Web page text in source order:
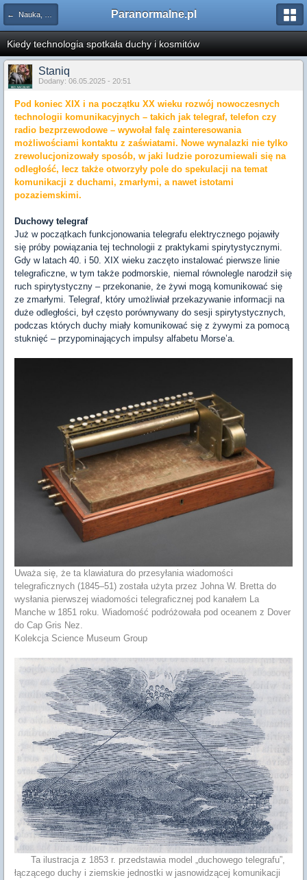
← Nauka, Technika i Odkrycia Paranormalne.pl
Kiedy technologia spotkała duchy i kosmitów
Staniq
Dodany: 06.05.2025 - 20:51
Pod koniec XIX i na początku XX wieku rozwój nowoczesnych
technologii komunikacyjnych – takich jak telegraf, telefon czy
radio bezprzewodowe – wywołał falę zainteresowania
możliwościami kontaktu z zaświatami. Nowe wynalazki nie tylko
zrewolucjonizowały sposób, w jaki ludzie porozumiewali się na
odległość, lecz także otworzyły pole do spekulacji na temat
komunikacji z duchami, zmarłymi, a nawet istotami
pozaziemskimi.
Duchowy telegraf
Już w początkach funkcjonowania telegrafu elektrycznego pojawiły
się próby powiązania tej technologii z praktykami spirytystycznymi.
Gdy w latach 40. i 50. XIX wieku zaczęto instalować pierwsze linie
telegraficzne, w tym także podmorskie, niemal równolegle narodził się
ruch spirytystyczny – przekonanie, że żywi mogą komunikować się
ze zmarłymi. Telegraf, który umożliwiał przekazywanie informacji na
duże odległości, był często porównywany do sesji spirytystycznych,
podczas których duchy miały komunikować się z żywymi za pomocą
stuknięć – przypominających impulsy alfabetu Morse’a.
Uważa się, że ta klawiatura do przesyłania wiadomości
telegraficznych (1845–51) została użyta przez Johna W. Bretta do
wysłania pierwszej wiadomości telegraficznej pod kanałem La
Manche w 1851 roku. Wiadomość podróżowała pod oceanem z Dover
do Cap Gris Nez.
Kolekcja Science Museum Group
Ta ilustracja z 1853 r. przedstawia model „duchowego telegrafu”,
łączącego duchy i ziemskie jednostki w jasnowidzącej komunikacji